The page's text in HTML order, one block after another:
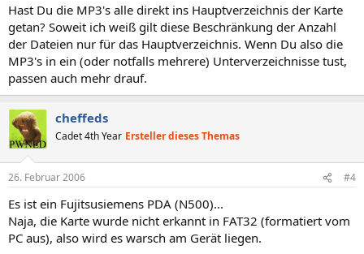
Hast Du die MP3's alle direkt ins Hauptverzeichnis der Karte
getan? Soweit ich weiß gilt diese Beschränkung der Anzahl
der Dateien nur für das Hauptverzeichnis. Wenn Du also die
MP3's in ein (oder notfalls mehrere) Unterverzeichnisse tust,
passen auch mehr drauf.
cheffeds
Cadet 4th Year Ersteller dieses Themas
26. Februar 2006 #4
Es ist ein Fujitsusiemens PDA (N500)...
Naja, die Karte wurde nicht erkannt in FAT32 (formatiert vom
PC aus), also wird es warsch am Gerät liegen.